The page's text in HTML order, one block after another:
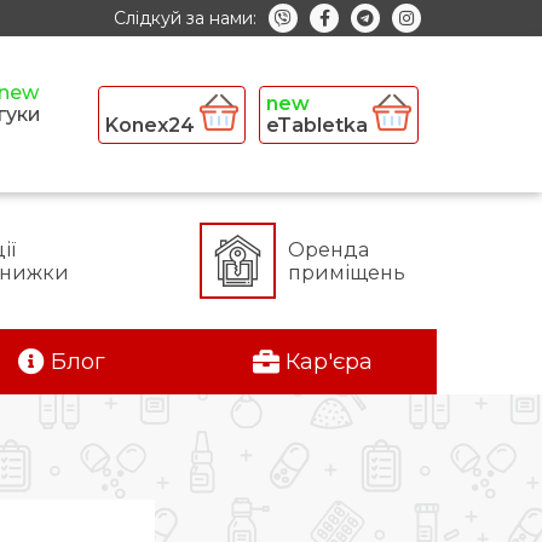
Слідкуй за нами:
Konex24 eTabletka
Оренда
приміщень
Блог Кар'єра